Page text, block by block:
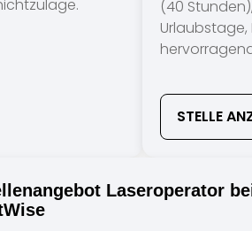
(40
STELLE
Laseroperator